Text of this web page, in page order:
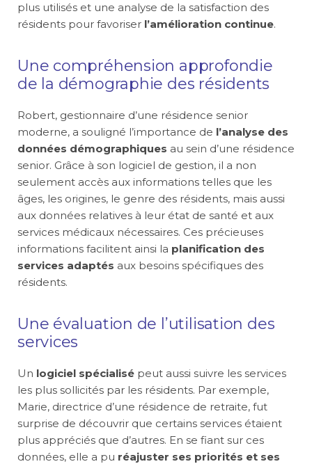
plus utilisés et une analyse de la satisfaction des
résidents pour favoriser l’amélioration continue.
Une compréhension approfondie
de la démographie des résidents
Robert, gestionnaire d’une résidence senior
moderne, a souligné l’importance de l’analyse des
données démographiques au sein d’une résidence
senior. Grâce à son logiciel de gestion, il a non
seulement accès aux informations telles que les
âges, les origines, le genre des résidents, mais aussi
aux données relatives à leur état de santé et aux
services médicaux nécessaires. Ces précieuses
informations facilitent ainsi la planification des
services adaptés aux besoins spécifiques des
résidents.
Une évaluation de l’utilisation des
services
Un logiciel spécialisé peut aussi suivre les services
les plus sollicités par les résidents. Par exemple,
Marie, directrice d’une résidence de retraite, fut
surprise de découvrir que certains services étaient
plus appréciés que d’autres. En se fiant sur ces
données, elle a pu réajuster ses priorités et ses